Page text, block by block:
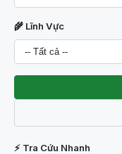
🌾 Lĩnh Vực
⚡ Tra Cứu Nhanh